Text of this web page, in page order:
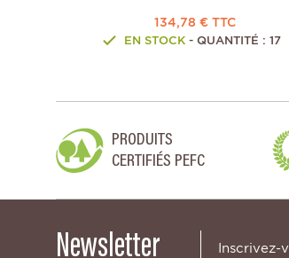
134,78 € TTC
EN STOCK- QUANTITÉ : 17
PRODUITS
CERTIFIÉS PEFC
Newsletter Inscrivez-